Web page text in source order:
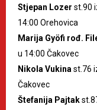
Stjepan Lozer st.90
14:00 Orehovica
Marija Gyöfi rođ.
u 14:00 Čakovec
Nikola Vukina st.76
Čakovec
Štefanija Pajtak